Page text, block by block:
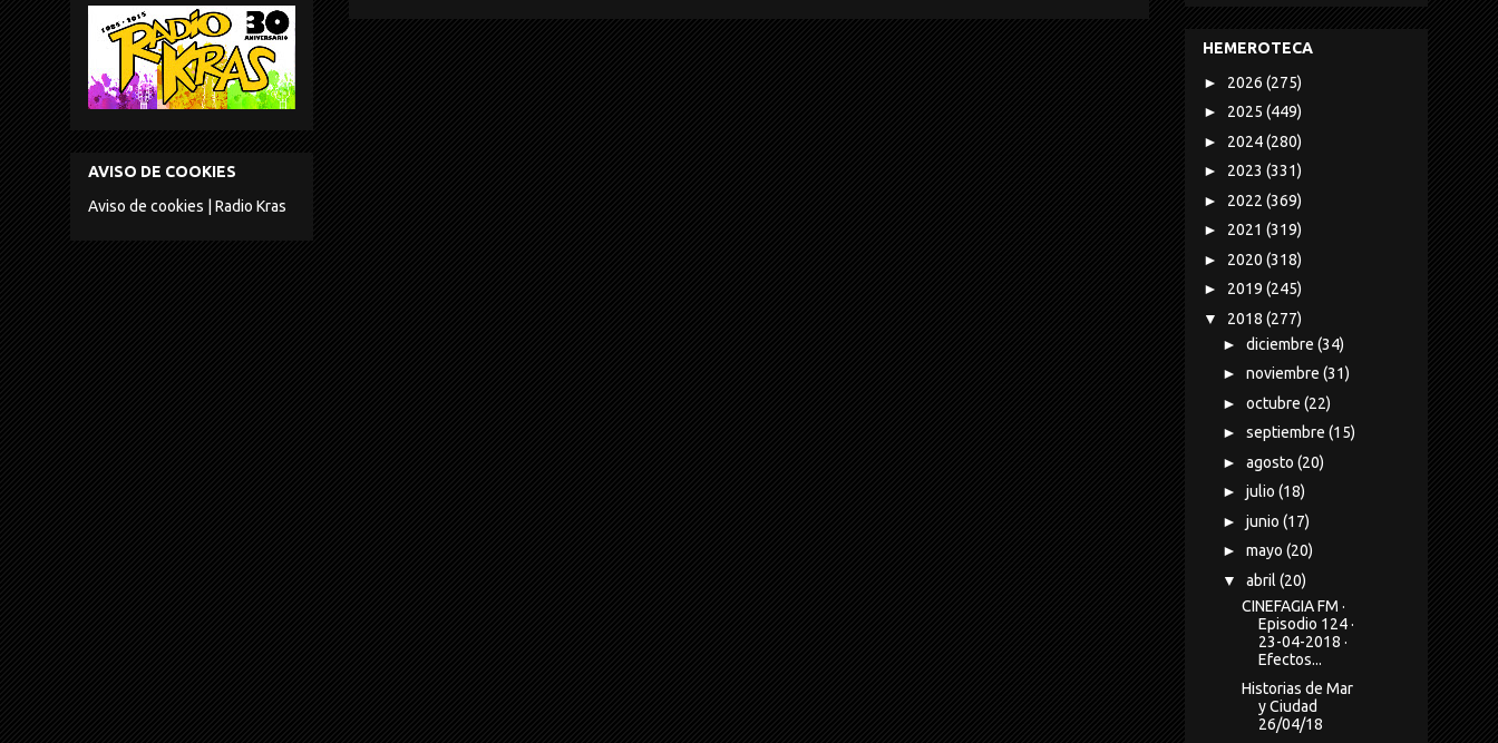
AVISO DE COOKIES
Aviso de cookies | Radio Kras
HEMEROTECA
► 2026 (275)
► 2025 (449)
► 2024(280)
► 2023 (331)
► 2022 (369)
► 2021 (319)
► 2020 (318)
► 2019 (245)
▼ 2018 (277)
► diciembre (34)
► noviembre (31)
► octubre (22)
► septiembre (15)
► agosto (20)
► julio (18)
► junio (17)
► mayo (20)
▼ abril (20)
CINEFAGIA FM ·
Episodio 124 ·
23-04-2018 ·
Efectos...
Historias de Mar
y Ciudad
26/04/18